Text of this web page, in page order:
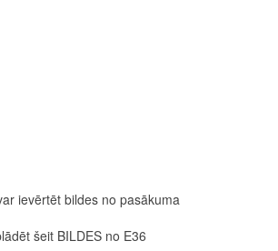
ievērtēt bildes no pasākuma
šeit BILDES no E36